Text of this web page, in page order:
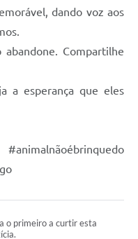
dando voz aos
Compartilhe
a esperança que eles
o primeiro a curtir esta